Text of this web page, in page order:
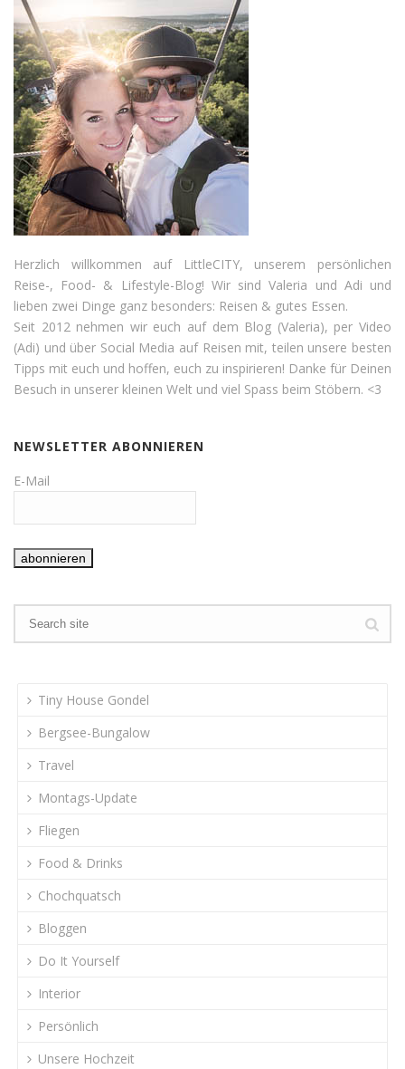
Herzlich willkommen auf LittleCITY, unserem persönlichen
Reise-, Food- & Lifestyle-Blog! Wir sind Valeria und Adi und
lieben zwei Dinge ganz besonders: Reisen & gutes Essen.
Seit 2012 nehmen wir euch auf dem Blog (Valeria), per Video
(Adi) und über Social Media auf Reisen mit, teilen unsere besten
Tipps mit euch und hoffen, euch zu inspirieren! Danke für Deinen
Besuch in unserer kleinen Welt und viel Spass beim Stöbern. <3
NEWSLETTER ABONNIEREN
E-Mail
Tiny House Gondel
Bergsee-Bungalow
Travel
Montags-Update
Fliegen
Food & Drinks
Chochquatsch
Bloggen
Do It Yourself
Interior
Persönlich
Unsere Hochzeit